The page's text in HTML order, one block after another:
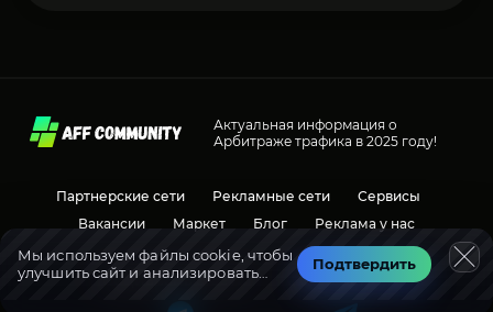
Актуальная информация о
Арбитраже трафика в 2025 году!
Партнерские сети Рекламные сети
Сервисы
Вакансии
Маркет Блог Реклама у нас
Социальные сети Обсуждения
Мы используем файлы cookie, чтобы
улучшить сайт и анализировать
Подтвердить